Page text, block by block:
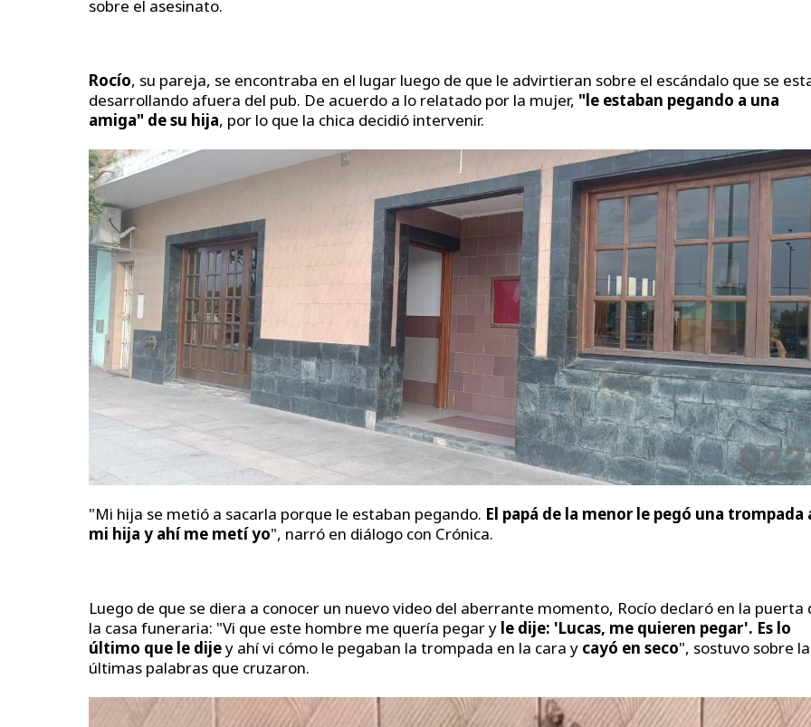
sobre el asesinato.
Rocío, su pareja, se encontraba en el lugar luego de que le advirtieran sobre el escándalo que se
desarrollando afuera del pub. De acuerdo a lo relatado por la mujer, "le estaban pegando a una
amiga" de su hija, por lo que la chica decidió intervenir.
"Mi hija se metió a sacarla porque le estaban pegando. El papá de la menor le pegó una trompada
mi hija y ahí me metí yo", narró en diálogo con Crónica.
Luego de que se diera a conocer un nuevo video del aberrante momento, Rocío declaró en la puerta
la casa funeraria: "Vi que este hombre me quería pegar y le dije: 'Lucas, me quieren pegar'. Es lo
último que le dijey ahí vi cómo le pegaban la trompada en la cara y cayó en seco", sostuvo sobre
últimas palabras que cruzaron.